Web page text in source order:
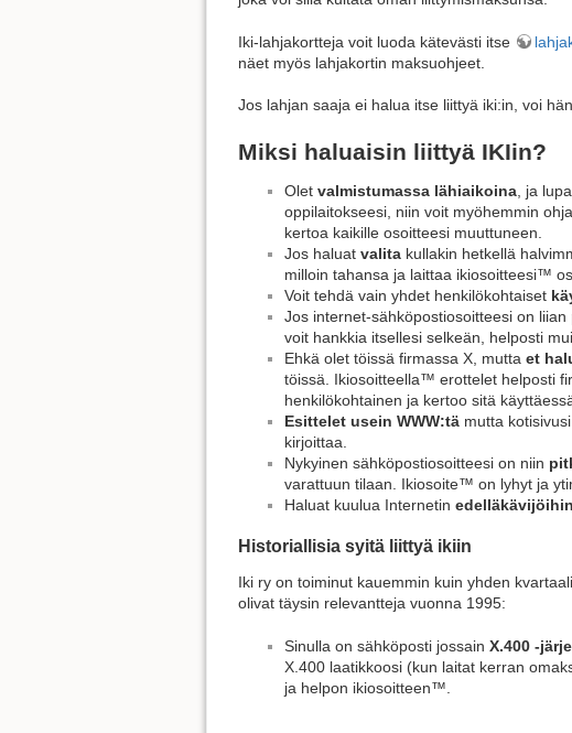
Iki-lahjakortteja voit luoda kätevästi itse
näet myös lahjakortin maksuohjeet.
Jos lahjan saaja ei halua itse liittyä iki:in, voi
Miksi haluaisin liittyä IKIin?
Olet valmistumassa lähiaikoina , ja
oppilaitokseesi, niin voit myöhemmin
kertoa kaikille osoitteesi muuttuneen.
Jos haluat valita kullakin hetkellä
milloin tahansa ja laittaa ikiosoitteesi™
Voit tehdä vain yhdet henkilökohtaiset
Jos internet-sähköpostiosoitteesi on liian
voit hankkia itsellesi selkeän, helposti
Ehkä olet töissä firmassa X, mutta et
töissä. Ikiosoitteella™ erottelet helposti
henkilökohtainen ja kertoo sitä
Esittelet usein WWW:tä mutta
kirjoittaa.
Nykyinen sähköpostiosoitteesi on niin
varattuun tilaan. Ikiosoite™ on lyhyt ja
Haluat kuulua Internetin edelläkävijöihin
Historiallisia syitä liittyä ikiin
Iki ry on toiminut kauemmin kuin yhden
olivat täysin relevantteja vuonna 1995:
Sinulla on sähköposti jossain X.400 -
X.400 laatikkoosi (kun laitat kerran
ja helpon ikiosoitteen™.